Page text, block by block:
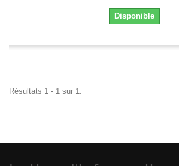
Disponible
Résultats 1 - 1 sur 1.